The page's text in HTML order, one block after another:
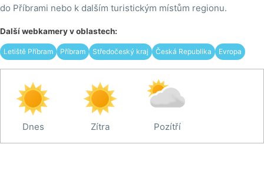
do Příbrami nebo k dalším turistickým místům regionu.
Další webkamery v oblastech:
Letiště Příbram Příbram Středočeský kraj Česká Republika Evropa
Dnes Zítra Pozítří